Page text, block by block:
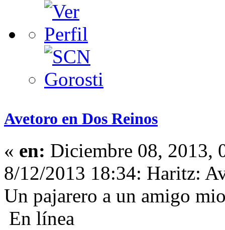
Avetoro en Dos Reinos
« en: Diciembre 08, 2013,
8/12/2013 18:34: Haritz:
Un pajarero a un amigo
En línea